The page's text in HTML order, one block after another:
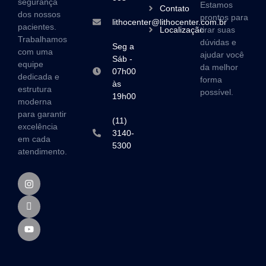
dos nossos
pacientes.
Trabalhamos
com uma
equipe
dedicada e
estrutura
moderna
para garantir
excelência
em cada
atendimento.
lithocenter@lithocenter.com.br
Seg a
Sáb -
07h00
às
19h00
(11)
3140-
5300
Contato
Localização
Estamos
prontos para
tirar suas
dúvidas e
ajudar você
da melhor
forma
possível.